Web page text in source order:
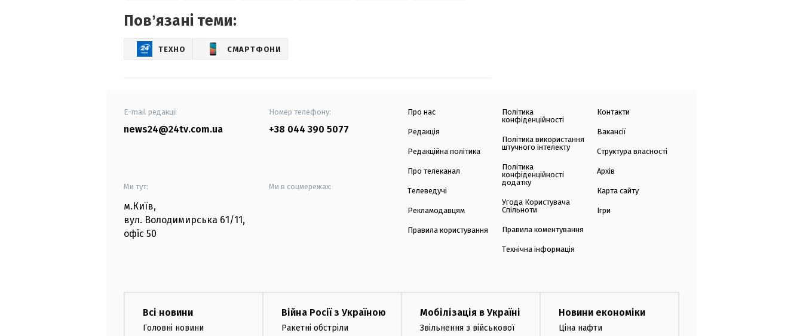
Повʼязані теми:
ТЕХНО СМАРТФОНИ
E-mail редакції
news24@24tv.com.ua
Номер телефону:
+38 044 390 5077
Ми тут:
м.Київ,
вул. Володимирська 61/11,
офіс 50
Ми в соцмережах:
Про нас
Редакція
Редакційна політика
Про телеканал
Телеведучі
Рекламодавцям
Правила користування
Політика
конфіденційності
Політика використання
штучного інтелекту
Політика
конфіденційності
додатку
Угода Користувача
Спільноти
Правила коментування
Технічна інформація
Контакти
Вакансії
Структура власності
Архів
Карта сайту
Ігри
Всі новини
Головні новини
Війна Росії з Україною
Ракетні обстріли
Мобілізація в Україні
Звільнення з військової
Новини економіки
Ціна нафти